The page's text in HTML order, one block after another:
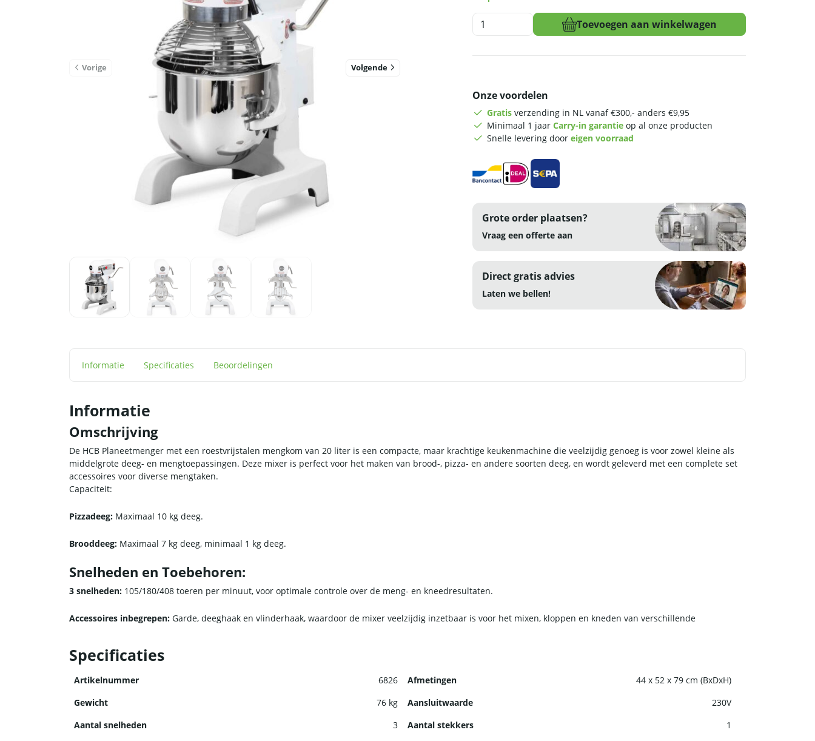
Vorige Volgende
HCB
Planeetmenger
230V
RVS
aantal
Toevoegen aan winkelwagen
Onze voordelen
Gratis verzending in NL vanaf €300,- anders €9,95
Minimaal 1 jaar Carry-in garantie op al onze producten
Snelle levering door eigen voorraad
Grote order plaatsen?
Vraag een offerte aan
Direct gratis advies
Laten we bellen!
Informatie Specificaties Beoordelingen
Informatie
Omschrijving
De HCB Planeetmenger met een roestvrijstalen mengkom van 20 liter is een compacte, maar krachtige keukenmachine die veelzijdig genoeg is voor zowel kleine als
middelgrote deeg- en mengtoepassingen. Deze mixer is perfect voor het maken van brood-, pizza- en andere soorten deeg, en wordt geleverd met een complete set
accessoires voor diverse mengtaken.
Capaciteit:
Pizzadeeg: Maximaal 10 kg deeg.
Brooddeeg: Maximaal 7 kg deeg, minimaal 1 kg deeg.
Snelheden en Toebehoren:
3 snelheden: 105/180/408 toeren per minuut, voor optimale controle over de meng- en kneedresultaten.
Accessoires inbegrepen: Garde, deeghaak en vlinderhaak, waardoor de mixer veelzijdig inzetbaar is voor het mixen, kloppen en kneden van verschillende
Deze HCB planeetmenger is ideaal voor professionals die een betrouwbare en robuuste machine nodig hebben om consistent perfecte resultaten te behalen bij
het bereiden van verschillende soorten deeg en mengsels.
Specificaties
Artikelnummer 6826 Afmetingen
44 x 52 x 79 cm (BxDxH)
Gewicht
76 kg Aansluitwaarde
230V
Aantal snelheden
3 Aantal stekkers
1